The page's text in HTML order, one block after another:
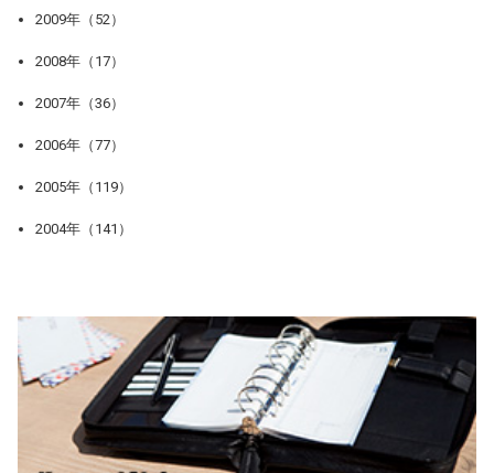
2009年（52）
2008年（17）
2007年（36）
2006年（77）
2005年（119）
2004年（141）